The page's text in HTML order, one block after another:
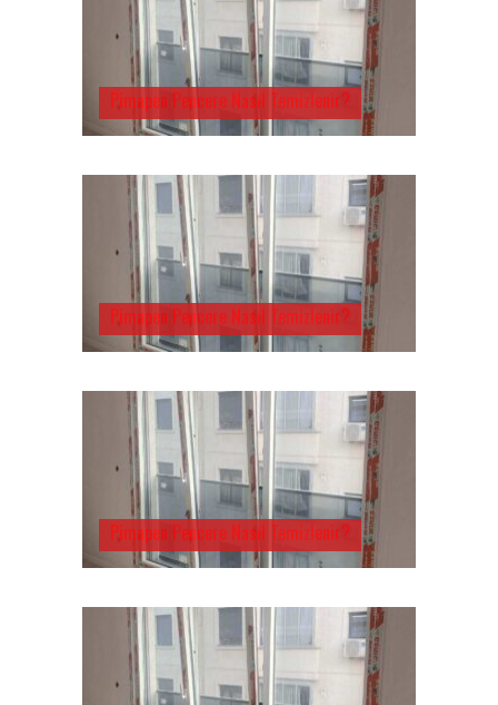
Pimapen Pencere Nasıl Temizlenir?
Pimapen Pencere Nasıl Temizlenir?
Pimapen Pencere Nasıl Temizlenir?